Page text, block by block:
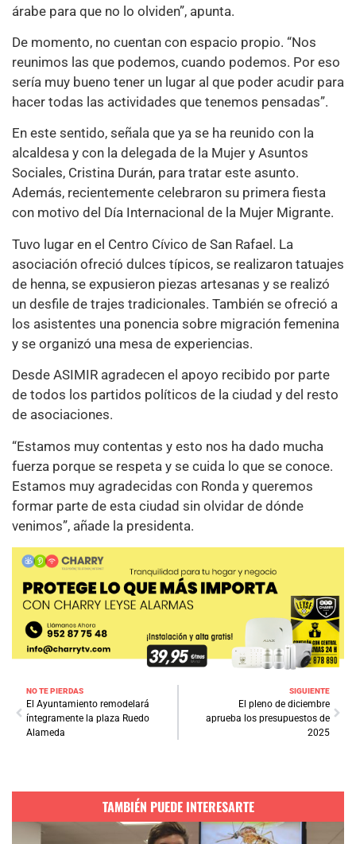
árabe para que no lo olviden”, apunta.
De momento, no cuentan con espacio propio. “Nos
reunimos las que podemos, cuando podemos. Por eso
sería muy bueno tener un lugar al que poder acudir para
hacer todas las actividades que tenemos pensadas”.
En este sentido, señala que ya se ha reunido con la
alcaldesa y con la delegada de la Mujer y Asuntos
Sociales, Cristina Durán, para tratar este asunto.
Además, recientemente celebraron su primera fiesta
con motivo del Día Internacional de la Mujer Migrante.
Tuvo lugar en el Centro Cívico de San Rafael. La
asociación ofreció dulces típicos, se realizaron tatuajes
de henna, se expusieron piezas artesanas y se realizó
un desfile de trajes tradicionales. También se ofreció a
los asistentes una ponencia sobre migración femenina
y se organizó una mesa de experiencias.
Desde ASIMIR agradecen el apoyo recibido por parte
de todos los partidos políticos de la ciudad y del resto
de asociaciones.
“Estamos muy contentas y esto nos ha dado mucha
fuerza porque se respeta y se cuida lo que se conoce.
Estamos muy agradecidas con Ronda y queremos
formar parte de esta ciudad sin olvidar de dónde
venimos”, añade la presidenta.
NO TE PIERDAS
El Ayuntamiento remodelará
íntegramente la plaza Ruedo
Alameda
SIGUIENTE
El pleno de diciembre
aprueba los presupuestos de
2025
TAMBIÉN PUEDE INTERESARTE